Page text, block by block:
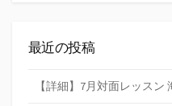
最近の投稿
【詳細】7月対面レッスン